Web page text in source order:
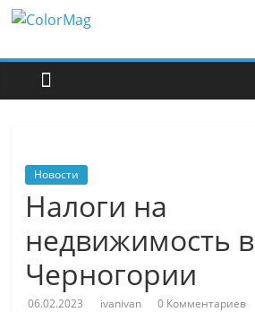
Перейти
содержимому
ColorMag
ColorMag
Demo
Новости
Налоги на
недвижимость в
Черногории
06.02.2023 ivanivan 0 Комментариев